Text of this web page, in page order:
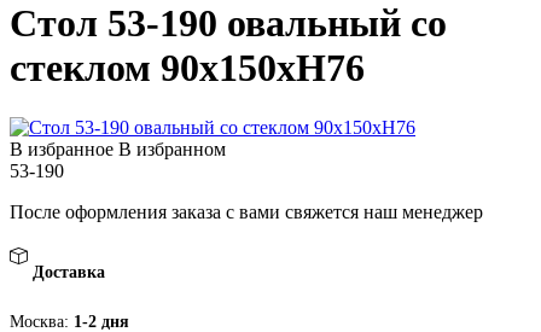
Стол 53-190 овальный со
стеклом 90х150хH76
В избранное В избранном
53-190
После оформления заказа с вами свяжется наш менеджер
Доставка
Москва: 1-2 дня